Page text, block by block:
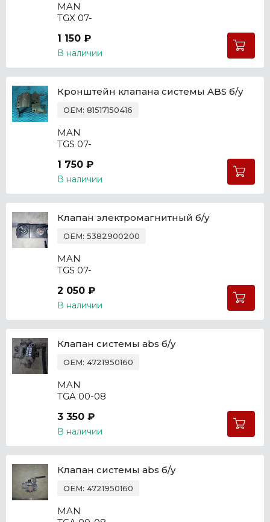
MAN
TGX 07-
1 150 ₽
В наличии
Кронштейн клапана системы ABS б/у
OEM: 81517150416
MAN
TGS 07-
1 750 ₽
В наличии
Клапан электромагнитный б/у
OEM: 5382900200
MAN
TGS 07-
2 050 ₽
В наличии
Клапан системы abs б/у
OEM: 4721950160
MAN
TGA 00-08
3 350 ₽
В наличии
Клапан системы abs б/у
OEM: 4721950160
MAN